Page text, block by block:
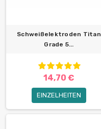
Schweißelektroden Titan
Grade 5...
14,70 €
EINZELHEITEN